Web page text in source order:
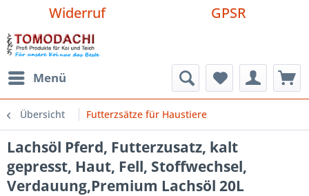
Widerruf GPSR
Menü
Übersicht Futterzsätze für Haustiere
Lachsöl Pferd, Futterzusatz, kalt
gepresst, Haut, Fell, Stoffwechsel,
Verdauung,Premium Lachsöl 20L